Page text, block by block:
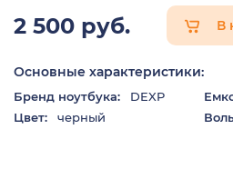
2 500 руб. В
Основные характеристики:
Бренд ноутбука: DEXP
Цвет:
черный